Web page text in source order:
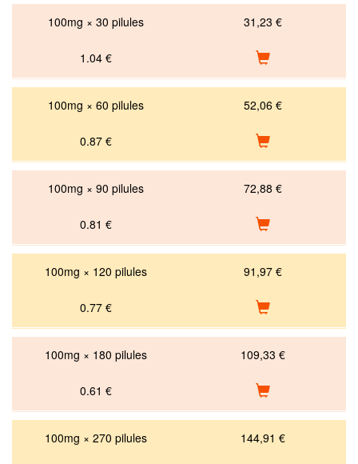
100mg × 30 pilules 31,23 €
1.04 €
100mg × 60 pilules 52,06 €
0.87 €
100mg × 90 pilules 72,88 €
0.81 €
100mg × 120 pilules 91,97 €
0.77 €
100mg × 180 pilules 109,33 €
0.61 €
100mg × 270 pilules 144,91 €